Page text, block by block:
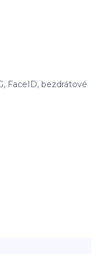
FaceID, bezdrátové